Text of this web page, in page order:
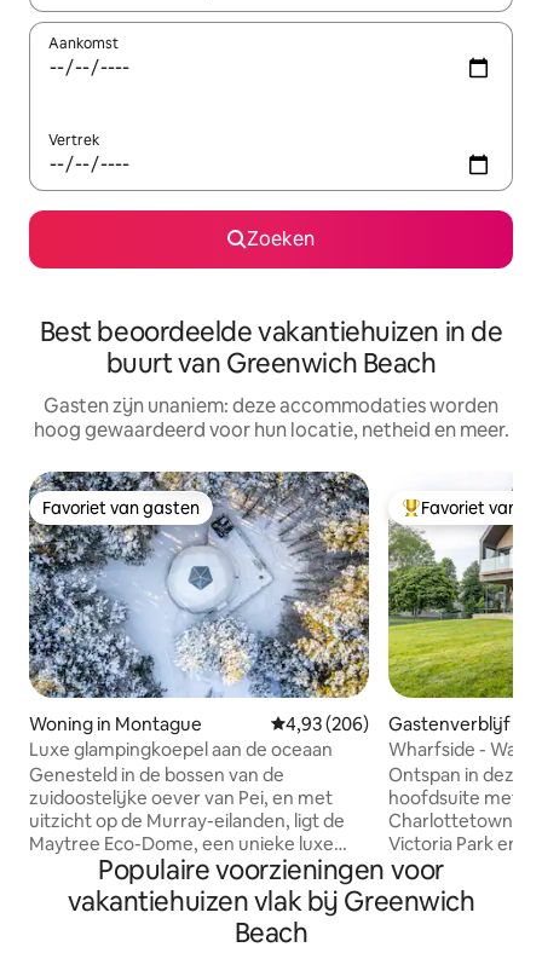
Aankomst
Vertrek
Zoeken
Best beoordeelde vakantiehuizen in de
buurt van Greenwich Beach
Gasten zijn unaniem: deze accommodaties worden
hoog gewaardeerd voor hun locatie, netheid en meer.
Favoriet van gasten
Favoriet van gasten
Woning in Montague Gemiddelde beoordeling van
4,93 (206)
Luxe glampingkoepel aan de oceaan
Genesteld in de bossen van de
zuidoostelijke oever van Pei, en met
uitzicht op de Murray-eilanden, ligt de
Maytree Eco-Dome, een unieke luxe
accommodatie van 26 voet met een
keuken, badkamer, eigen slaapkamer en
lounge met uitzicht op het water.
Maytree biedt directe toegang tot je
Topfavoriet van
Favoriet van
Gastenverblijf in
town
Wharfside -
Victoria Park
Ontspan in deze
hoofdsuite met
Charlottetown
Victoria Park en
wandeling naar
het centrum.
zijn best, deze
Populaire voorzieningen voor
vakantiehuizen vlak bij Greenwich
Beach